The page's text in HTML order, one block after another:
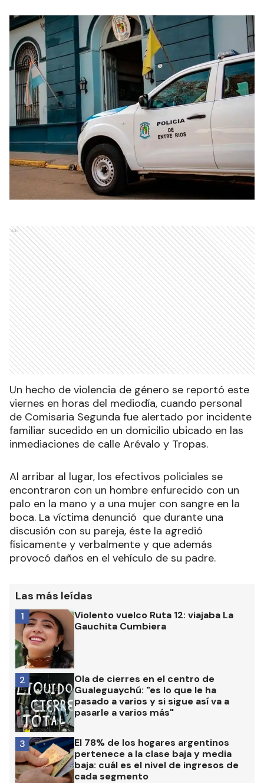
Ads
Un hecho de violencia de género se reportó este
viernes en horas del mediodía, cuando personal
de Comisaria Segunda fue alertado por incidente
familiar sucedido en un domicilio ubicado en las
inmediaciones de calle Arévalo y Tropas.
Al arribar al lugar, los efectivos policiales se
encontraron con un hombre enfurecido con un
palo en la mano y a una mujer con sangre en la
boca. La víctima denunció que durante una
discusión con su pareja, éste la agredió
físicamente y verbalmente y que además
provocó daños en el vehículo de su padre.
Las más leídas
Violento vuelco Ruta 12: viajaba La
Gauchita Cumbiera
1
Ola de cierres en el centro de
Gualeguaychú: "es lo que le ha
pasado a varios y si sigue así va a
pasarle a varios más"
2
El 78% de los hogares argentinos
pertenece a la clase baja y media
baja: cuál es el nivel de ingresos de
cada segmento
3